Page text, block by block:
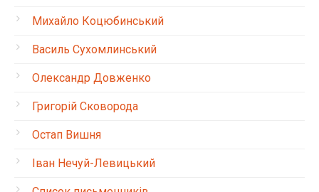
Михайло Коцюбинський
Василь Сухомлинський
Олександр Довженко
Григорій Сковорода
Остап Вишня
Іван Нечуй-Левицький